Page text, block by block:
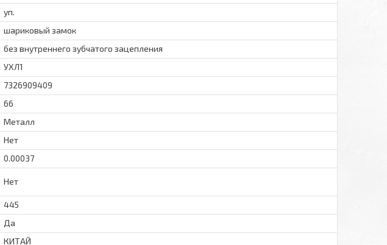
уп.
шариковый замок
без внутреннего зубчатого зацепления
УХЛ1
7326909409
66
Металл
Нет
0.00037
Нет
445
Да
КИТАЙ